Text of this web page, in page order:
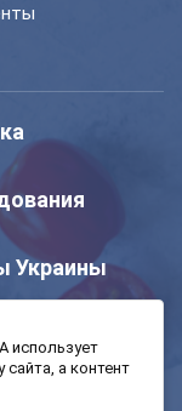
Украины
использует
а контент